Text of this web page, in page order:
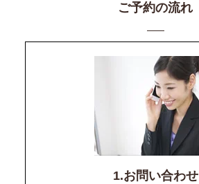
ご予約の流れ
1.お問い合わせ